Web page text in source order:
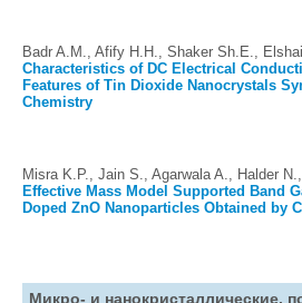
Badr A.M., Afify H.H., Shaker Sh.E.,
Characteristics of DC Electrical
Features of Tin Dioxide Nanocrystals
Chemistry
Misra K.P., Jain S., Agarwala A., Halder
Effective Mass Model Supported Band
Doped ZnO Nanoparticles Obtained by
Микро- и нанокристаллические,